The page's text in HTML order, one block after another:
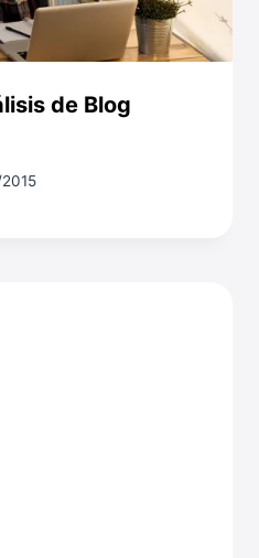
de Blog